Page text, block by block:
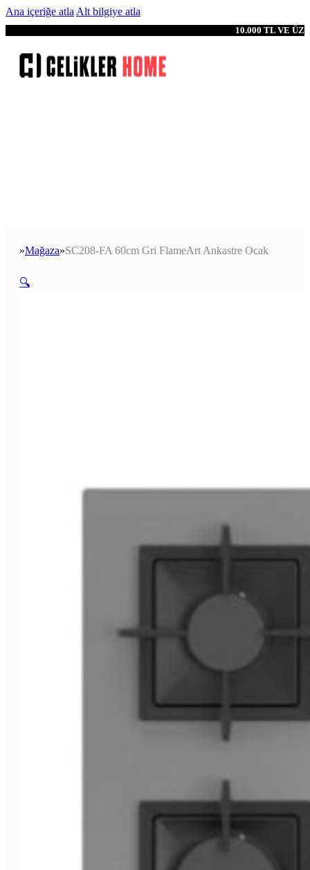
Ana içeriğe atla Alt bilgiye atla
10.000 TL VE
Anasayfa
Mağaza SC208-FA 60cm Gri FlameArt Ankastre Ocak
🔍